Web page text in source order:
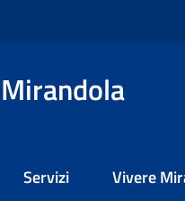
Servizi Vivere